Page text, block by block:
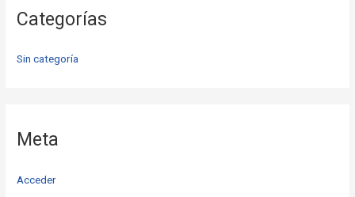
Categorías
Sin categoría
Meta
Acceder